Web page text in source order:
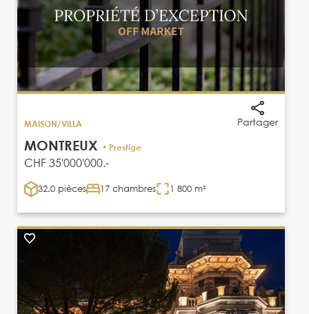
Partager
MAISON/VILLA
MONTREUX • Prestige
CHF 35'000'000.-
32.0 pièces 17 chambres 1 800 m²